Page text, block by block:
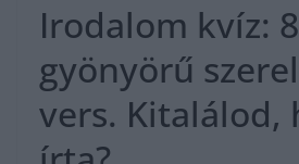
Irodalom kvíz: 8
gyönyörű
vers. Kitalálod,